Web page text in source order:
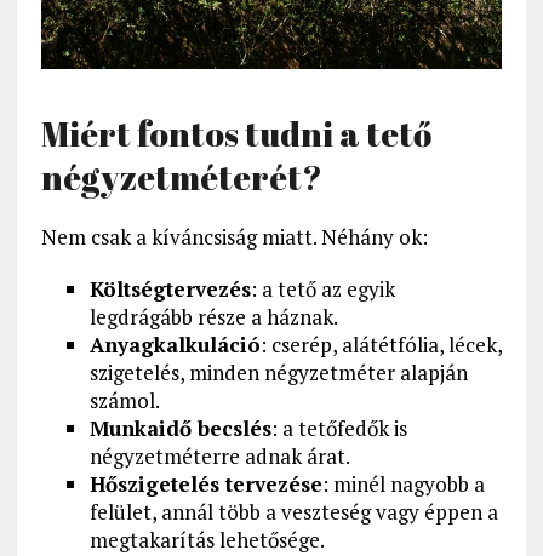
Miért fontos tudni a tető
négyzetméterét?
Nem csak a kíváncsiság miatt. Néhány ok:
Költségtervezés: a tető az egyik
legdrágább része a háznak.
Anyagkalkuláció: cserép, alátétfólia, lécek,
szigetelés, minden négyzetméter alapján
számol.
Munkaidő becslés: a tetőfedők is
négyzetméterre adnak árat.
Hőszigetelés tervezése: minél nagyobb a
felület, annál több a veszteség vagy éppen a
megtakarítás lehetősége.